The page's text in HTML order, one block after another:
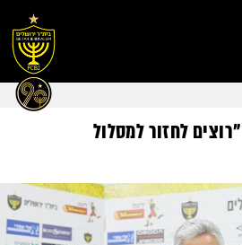
לחזור למסלול